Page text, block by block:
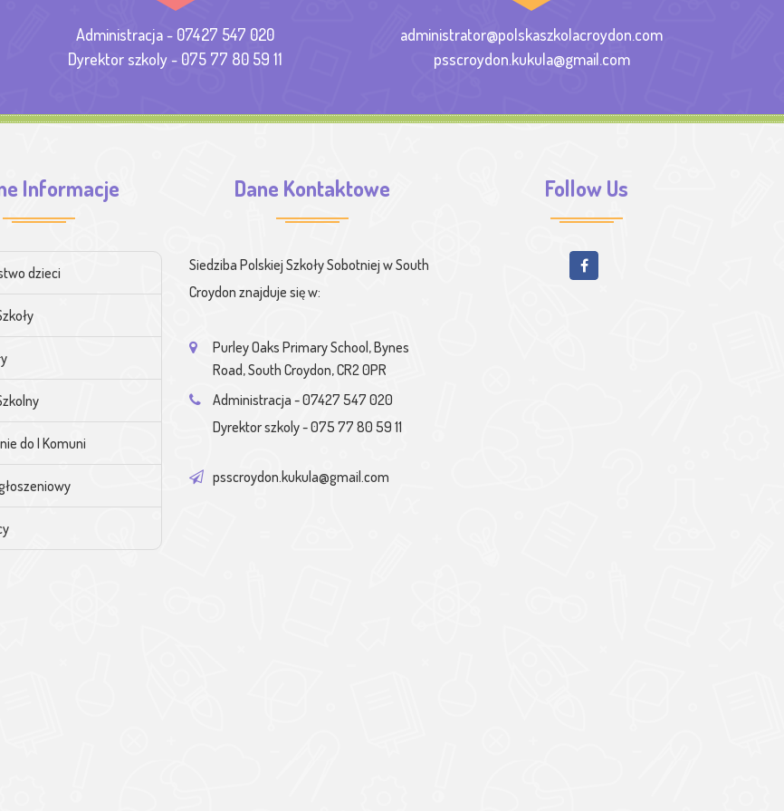
Administracja - 07427 547 020
Dyrektor szkoly - 075 77 80 59 11
administrator@polskaszkolacroydon.com
psscroydon.kukula@gmail.com
Informacje
dzieci
do I Komuni
Dane Kontaktowe
Siedziba Polskiej Szkoły Sobotniej w South
Croydon znajduje się w:
Purley Oaks Primary School, Bynes
Road, South Croydon, CR2 0PR
Administracja - 07427 547 020
Dyrektor szkoly - 075 77 80 59 11
psscroydon.kukula@gmail.com
Follow Us